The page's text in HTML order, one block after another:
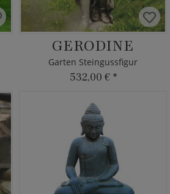
GERODINE
Garten Steingussfigur
532,00 € *